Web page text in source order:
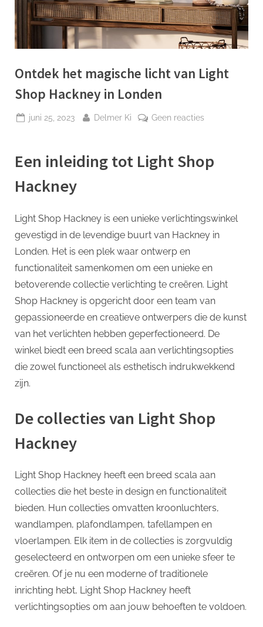
Ontdek het magische licht van Light
Shop Hackney in Londen
Geplaatst
juni 25, 2023 Door
Delmer Ki Geen reactiesop
magische
licht
Hackney
in
Een inleiding tot Light Shop
Hackney
Light Shop Hackney is een unieke verlichtingswinkel
gevestigd in de levendige buurt van Hackney in
Londen. Het is een plek waar ontwerp en
functionaliteit samenkomen om een unieke en
betoverende collectie verlichting te creëren. Light
Shop Hackney is opgericht door een team van
gepassioneerde en creatieve ontwerpers die de kunst
van het verlichten hebben geperfectioneerd. De
winkel biedt een breed scala aan verlichtingsopties
die zowel functioneel als esthetisch indrukwekkend
zijn.
De collecties van Light Shop
Hackney
Light Shop Hackney heeft een breed scala aan
collecties die het beste in design en functionaliteit
bieden. Hun collecties omvatten kroonluchters,
wandlampen, plafondlampen, tafellampen en
vloerlampen. Elk item in de collecties is zorgvuldig
geselecteerd en ontworpen om een unieke sfeer te
creëren. Of je nu een moderne of traditionele
inrichting hebt, Light Shop Hackney heeft
verlichtingsopties om aan jouw behoeften te voldoen.